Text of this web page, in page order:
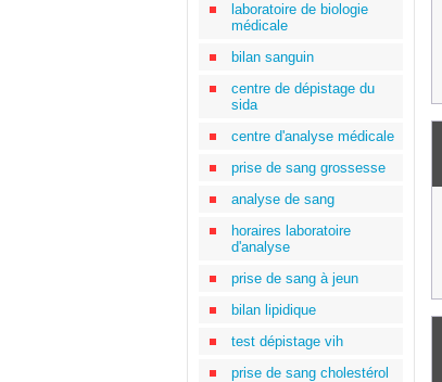
laboratoire de biologie
médicale
bilan sanguin
centre de dépistage du
sida
centre d'analyse médicale
prise de sang grossesse
analyse de sang
horaires laboratoire
d'analyse
prise de sang à jeun
bilan lipidique
test dépistage vih
prise de sang cholestérol